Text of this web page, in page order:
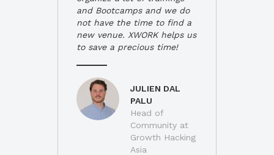
and Bootcamps and we do
not have the time to find a
new venue. XWORK helps us
to save a precious time!
JULIEN DAL
PALU
Head of
Community at
Growth Hacking
Asia